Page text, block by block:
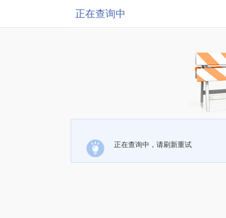
正在查询中
正在查询中，请刷新重试